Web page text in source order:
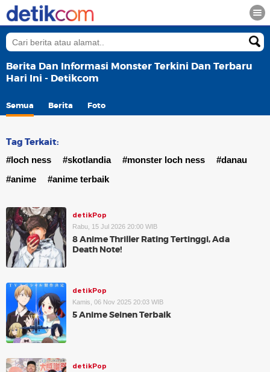
Berita Dan Informasi Monster Terkini Dan Terbaru
Hari Ini - Detikcom
Semua Berita Foto
Tag Terkait:
#loch ness #skotlandia #monster loch ness
#danau
#anime
#anime terbaik
detikPop
Rabu, 15 Jul 2026 20:00 WIB
8 Anime Thriller Rating Tertinggi, Ada
Death Note!
detikPop
Kamis, 06 Nov 2025 20:03 WIB
5 Anime Seinen Terbaik
detikPop